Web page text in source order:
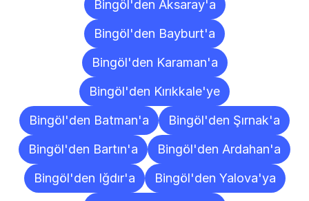
Bingöl'den Aksaray'a
Bingöl'den Bayburt'a
Bingöl'den Karaman'a
Bingöl'den Kırıkkale'ye
Bingöl'den Batman'a
Bingöl'den Şırnak'a
Bingöl'den Bartın'a
Bingöl'den Ardahan'a
Bingöl'den Iğdır'a
Bingöl'den Yalova'ya